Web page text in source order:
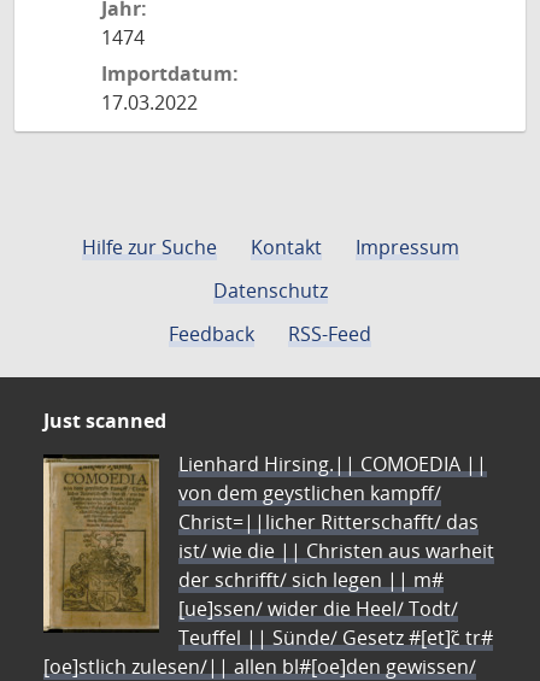
Jahr:
1474
Importdatum:
17.03.2022
Hilfe zur Suche Kontakt
Impressum
Datenschutz
Feedback
RSS-Feed
Just scanned
Lienhard Hirsing.|| COMOEDIA ||
von dem geystlichen kampff/
Christ=||licher Ritterschafft/ das
ist/ wie die || Christen aus warheit
der schrifft/ sich legen || m#
[ue]ssen/ wider die Heel/ Todt/
Teuffel || Sünde/ Gesetz #[et]c̃ tr#
[oe]stlich zulesen/|| allen bl#[oe]den gewissen/